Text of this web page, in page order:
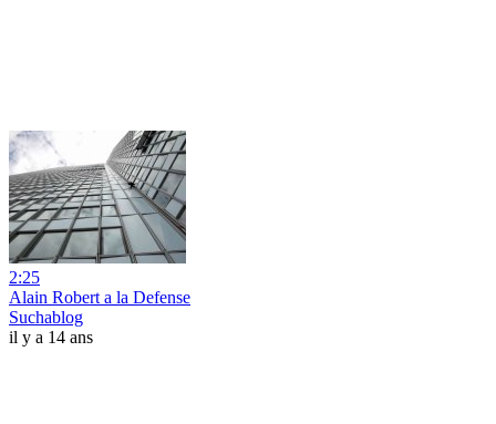
2:25
Alain Robert a la Defense
Suchablog
il y a 14 ans